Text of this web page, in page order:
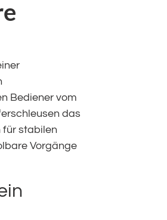
Bediener vom
das
für stabilen
Vorgänge